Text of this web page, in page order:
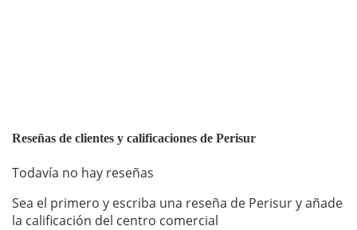
Reseñas de clientes y calificaciones de Perisur
Todavía no hay reseñas
Sea el primero y escriba una reseña de Perisur y añade
la calificación del centro comercial